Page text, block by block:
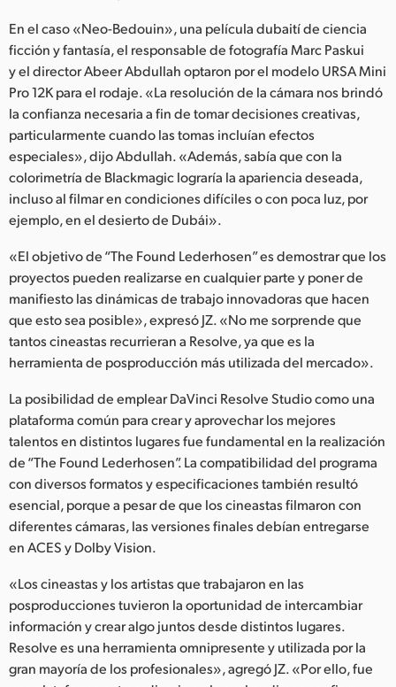
En el caso «Neo-Bedouin», una película dubaití de ciencia
ficción y fantasía, el responsable de fotografía Marc Paskui
y el director Abeer Abdullah optaron por el modelo URSA Mini
Pro 12K para el rodaje. «La resolución de la cámara nos brindó
la confianza necesaria a fin de tomar decisiones creativas,
particularmente cuando las tomas incluían efectos
especiales», dijo Abdullah. «Además, sabía que con la
colorimetría de Blackmagic lograría la apariencia deseada,
incluso al filmar en condiciones difíciles o con poca luz, por
ejemplo, en el desierto de Dubái».
«El objetivo de “The Found Lederhosen” es demostrar que los
proyectos pueden realizarse en cualquier parte y poner de
manifiesto las dinámicas de trabajo innovadoras que hacen
que esto sea posible», expresó JZ. «No me sorprende que
tantos cineastas recurrieran a Resolve, ya que es la
herramienta de posproducción más utilizada del mercado».
La posibilidad de emplear DaVinci Resolve Studio como una
plataforma común para crear y aprovechar los mejores
talentos en distintos lugares fue fundamental en la realización
de “The Found Lederhosen”. La compatibilidad del programa
con diversos formatos y especificaciones también resultó
esencial, porque a pesar de que los cineastas filmaron con
diferentes cámaras, las versiones finales debían entregarse
en ACES y Dolby Vision.
«Los cineastas y los artistas que trabajaron en las
posproducciones tuvieron la oportunidad de intercambiar
información y crear algo juntos desde distintos lugares.
Resolve es una herramienta omnipresente y utilizada por la
gran mayoría de los profesionales», agregó JZ. «Por ello, fue